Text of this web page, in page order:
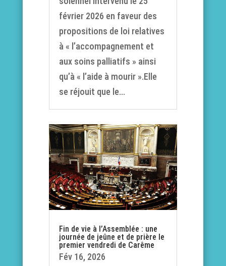
février 2026 en faveur des
propositions de loi relatives
à « l’accompagnement et
aux soins palliatifs » ainsi
qu’à « l’aide à mourir ».Elle
se réjouit que le...
Fin de vie à l’Assemblée : une
journée de jeûne et de prière le
premier vendredi de Carême
Fév 16, 2026